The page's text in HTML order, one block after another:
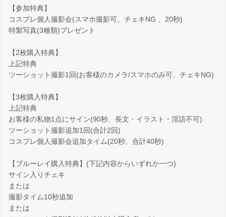
【参加特典】
コスプレ個人撮影会(スマホ撮影可、チェキNG 、20秒)
特製写真(3種類)プレゼント
【2枚購入特典】
上記特典
ツーショット撮影1回(お客様のカメラ/スマホのみ可、チェキNG)
【3枚購入特典】
上記特典
お客様の私物1点にサイン(90秒、長文・イラスト・淫語不可)
ツーショット撮影追加1回(合計2回)
コスプレ個人撮影会追加タイム(20秒、合計40秒)
【ブルーレイ購入特典】(下記内容からいずれか一つ)
サイン入りチェキ
または
撮影タイム10秒追加
または